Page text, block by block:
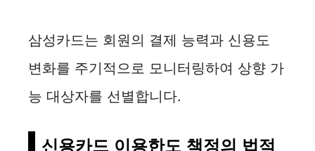
삼성카드는 회원의 결제 능력과 신용도
변화를 주기적으로 모니터링하여 상향 가
능 대상자를 선별합니다.
신용카드 이용한도 책정의 법적